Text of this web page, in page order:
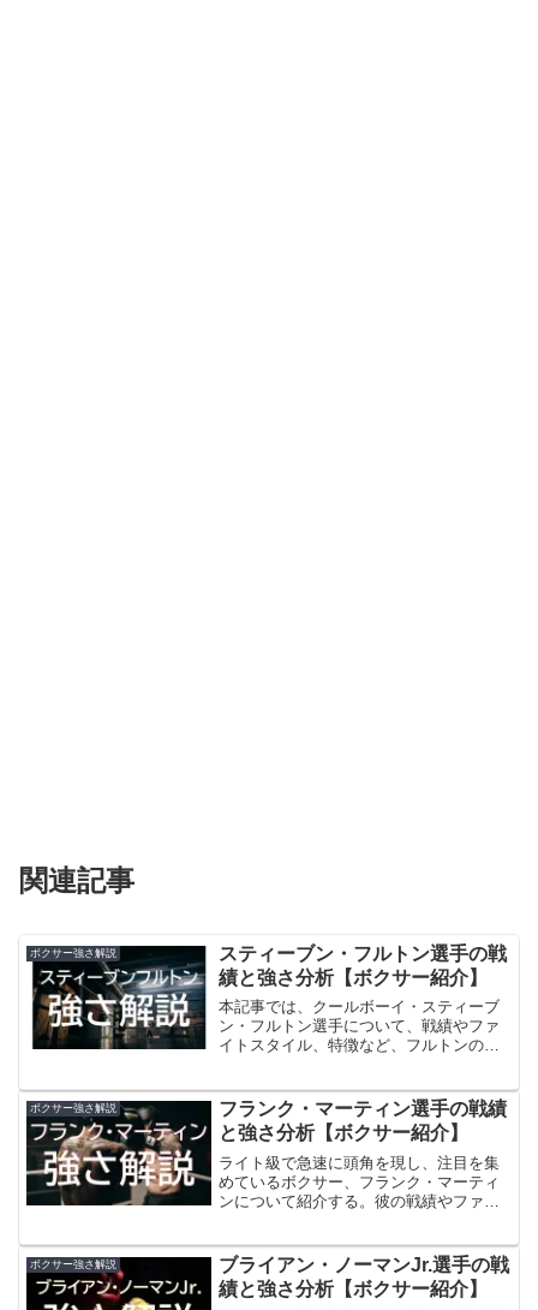
関連記事
ボクサー強さ解説
スティーブン・フルトン選手の戦
績と強さ分析【ボクサー紹介】
本記事では、クールボーイ・スティーブ
ン・フルトン選手について、戦績やファ
イトスタイル、特徴など、フルトンのそ
ボクサー強さ解説
フランク・マーティン選手の戦績
と強さ分析【ボクサー紹介】
ライト級で急速に頭角を現し、注目を集
めているボクサー、フランク・マーティ
ンについて紹介する。彼の戦績やファイ
手であるかをお伝えしたい。フランク・
マーティンの魅力を存分に感じてもらえ
る記事になっているので、最後までぜひ
ボクサー強さ解説
ブライアン・ノーマンJr.選手の戦
績と強さ分析【ボクサー紹介】